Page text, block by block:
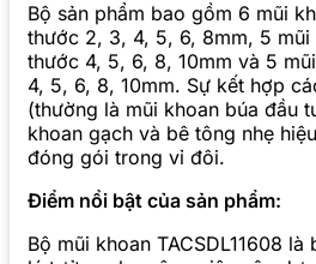
Bộ sản phẩm bao gồm 6 mũi
thước 2, 3, 4, 5, 6, 8mm, 5
thước 4, 5, 6, 8, 10mm và 5
4, 5, 6, 8, 10mm. Sự kết hợp
(thường là mũi khoan búa đầu
khoan gạch và bê tông nhẹ
đóng gói trong vỉ đôi.
Điểm nổi bật của sản phẩm:
Bộ mũi khoan TACSDL11608